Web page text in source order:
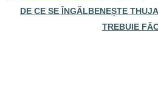
DE CE SE ÎNGĂLBENEȘTE
TREBUIE